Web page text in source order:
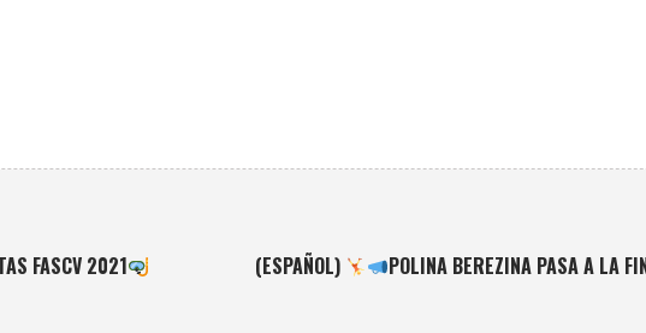
(ESPAÑOL) POLINA BEREZINA PASA A LA
FASCV 2021